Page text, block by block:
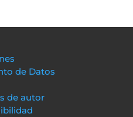
de Datos
de autor